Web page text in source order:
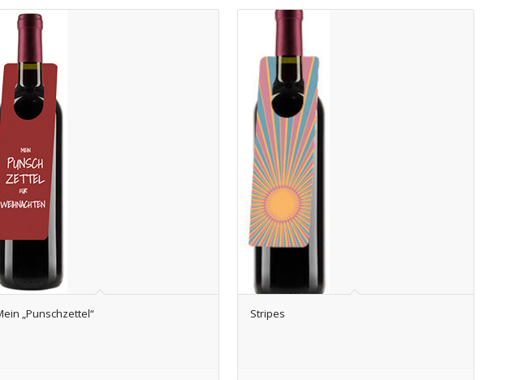
„Punschzettel“ Stripes